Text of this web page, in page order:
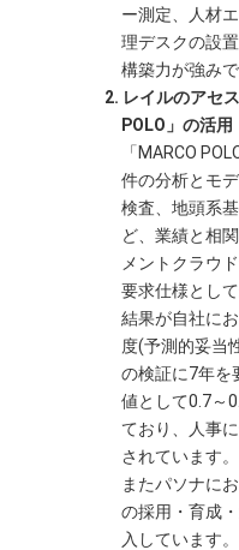
ー測定、人材
理デスクの設
構築力が強みで
2. レイルのアセ
POLO」の活用
「MARCO
件の分析とモ
検査、地頭系
ど、業績と相
メントクラウ
要求仕様とし
結果が自社に
度(予測的妥当
の検証に7年を
値として0.7～
ており、人事
されています。
またパソナに
の採用・育成
入しています。